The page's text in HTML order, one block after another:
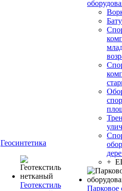
Геосинтетика
Геотекстиль
+
Парковое